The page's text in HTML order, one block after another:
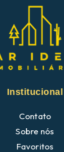
Institucional
Contato
Sobre nós
Favoritos